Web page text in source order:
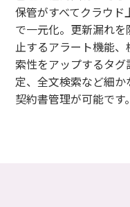
保管がすべてクラウド
で一元化。更新漏れを
止するアラート機能、
索性をアップするタグ
定、全文検索など細か
契約書管理が可能です。